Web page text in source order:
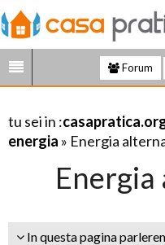
Forum
tu sei in :
energia » Energia
In questa pagina